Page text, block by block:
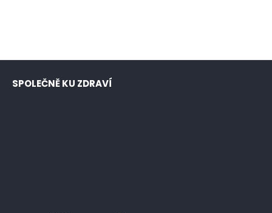
SPOLEČNĚ KU ZDRAVÍ